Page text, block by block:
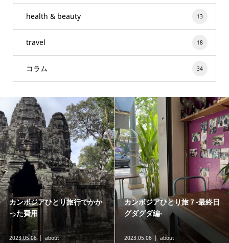
health & beauty 13
travel 18
コラム 34
カンボジアひとり旅６-アンコ
ールワット編-
2023.04.03 about
カンボジアひとり旅５-夜の街
編-
2023.03.16 about